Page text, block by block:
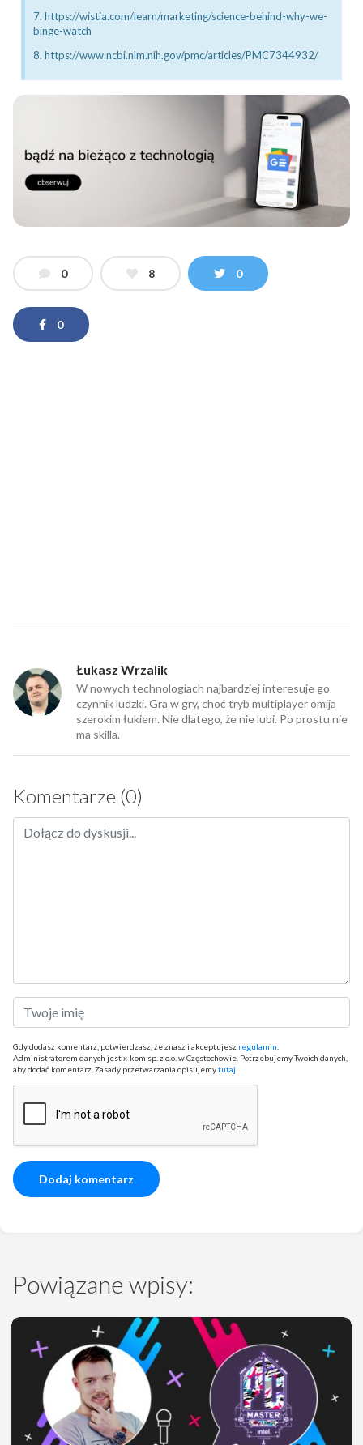
7. https://wistia.com/learn/marketing/science-behind-why-we-
binge-watch
8. https://www.ncbi.nlm.nih.gov/pmc/articles/PMC7344932/
0 8 0
0
Łukasz Wrzalik
W nowych technologiach najbardziej interesuje go
czynnik ludzki. Gra w gry, choć tryb multiplayer omija
szerokim łukiem. Nie dlatego, że nie lubi. Po prostu nie
ma skilla.
Komentarze (0)
Gdy dodasz komentarz, potwierdzasz, że znasz i akceptujesz regulamin
Administratorem danych jest x-kom sp. z o.o. w Częstochowie. Potrzebujemy Twoich danych,
aby dodać komentarz. Zasady przetwarzania opisujemytutaj
Powiązane wpisy: